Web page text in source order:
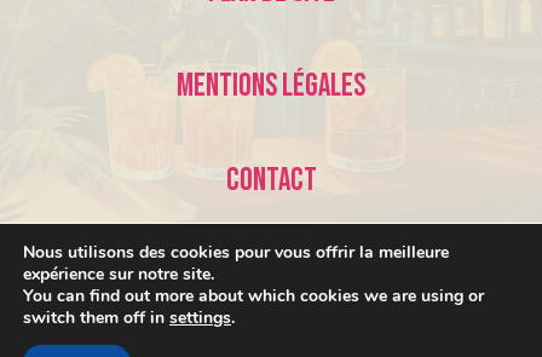
Mentions légales
Contact
Nous utilisons des cookies pour vous offrir la meilleure
expérience sur notre site.
You can find out more about which cookies we are using or
switch them off in settings.